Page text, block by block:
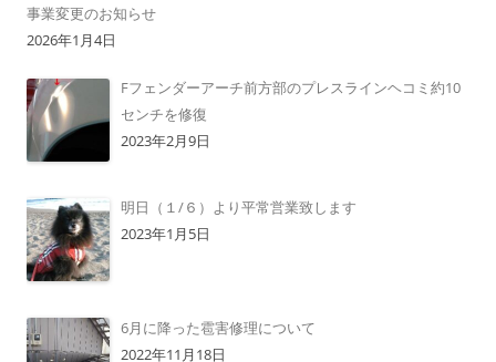
事業変更のお知らせ
2026年1月4日
Fフェンダーアーチ前方部のプレスラインヘコミ約10
センチを修復
2023年2月9日
明日（１/６）より平常営業致します
2023年1月5日
6月に降った雹害修理について
2022年11月18日